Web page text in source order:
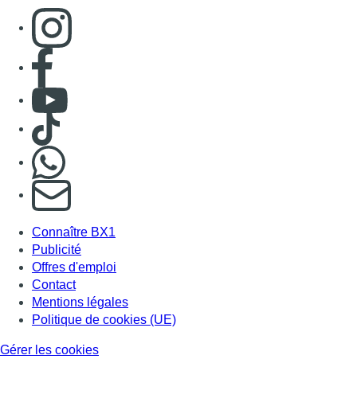
Consulter page Instagram
Consulter page Facebook
Consulter Youtube
Consulter TikTok
S'abonner à notre newsletter
Connaître BX1
Publicité
Offres d'emploi
Contact
Mentions légales
Politique de cookies (UE)
Gérer les cookies